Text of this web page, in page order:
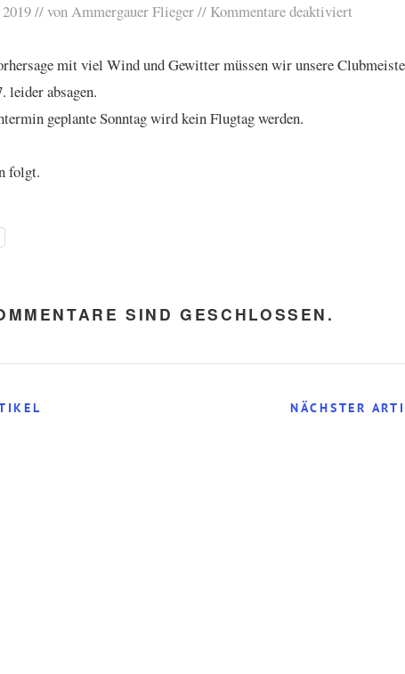
vonAmmergauer Flieger Kommentare deaktiviert
mit viel Wind und Gewitter müssen wir unsere
leider absagen.
geplante Sonntag wird kein Flugtag werden.
folgt.
SIND GESCHLOSSEN.
NÄCHSTER